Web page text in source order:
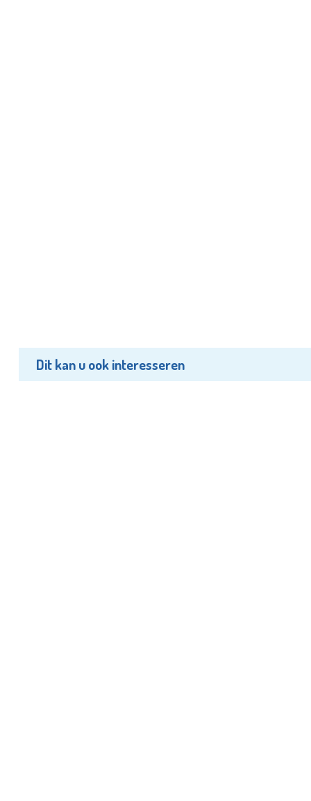
Dit kan u ook interesseren